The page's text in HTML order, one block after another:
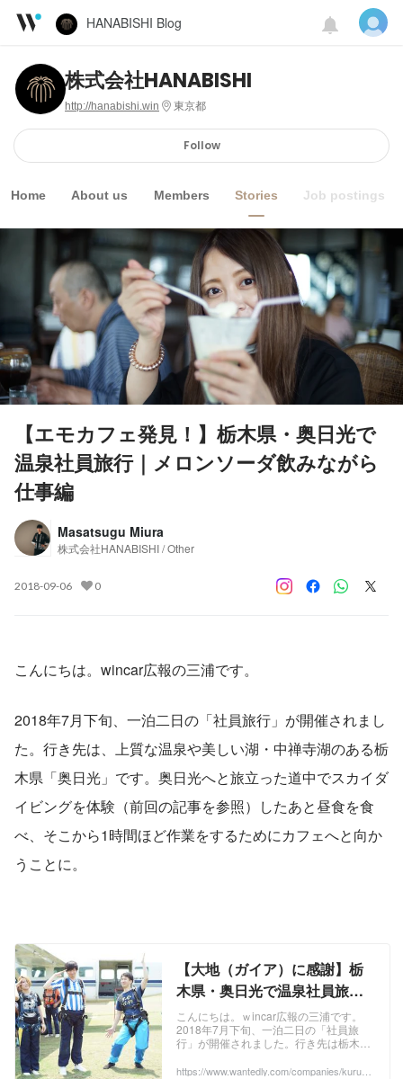
HANABISHI Blog
株式会社HANABISHI
http://hanabishi.win 東京都
Follow
Home About us Members Stories Job postings
【エモカフェ発見！】栃木県・奥日光で
温泉社員旅行｜メロンソーダ飲みながら
仕事編
Masatsugu Miura
株式会社HANABISHI / Other
2018-09-06 0
こんにちは。wincar広報の三浦です。
2018年7月下旬、一泊二日の「社員旅行」が開催されまし
た。行き先は、上質な温泉や美しい湖・中禅寺湖のある栃
木県「奥日光」です。奥日光へと旅立った道中でスカイダ
イビングを体験（前回の記事を参照）したあと昼食を食
べ、そこから1時間ほど作業をするためにカフェへと向か
うことに。
【大地（ガイア）に感謝】栃
木県・奥日光で温泉社員旅行
｜スカイダイビング編 |
wincar Blog
こんにちは。ｗincar広報の三浦です。
2018年7月下旬、一泊二日の「社員旅
行」が開催されました。行き先は栃木県
しい湖・中禅寺湖があるだけじゃなく、
https://www.wantedly.com/companies/kurum